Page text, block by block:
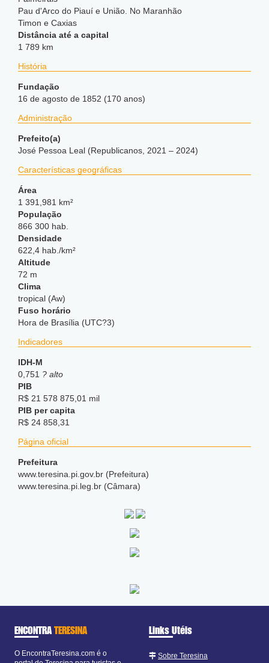
Pau d'Arco do Piauí e União. No Maranhão
Timon e Caxias
Distância até a capital
1 789 km
História
Fundação
16 de agosto de 1852 (170 anos)
Administração
Prefeito(a)
José Pessoa Leal (Republicanos, 2021 – 2024)
Características geográficas
Área
1 391,981 km²
População
866 300 hab.
Densidade
622,4 hab./km²
Altitude
72 m
Clima
tropical (Aw)
Fuso horário
Hora de Brasília (UTC?3)
Indicadores
IDH-M
0,751 ? alto
PIB
R$ 21 578 875,01 mil
PIB per capita
R$ 24 858,31
Página oficial
Prefeitura
www.teresina.pi.gov.br (Prefeitura)
www.teresina.pi.leg.br (Câmara)
ENCONTRATERESINA
O EncontraTeresina.com é o
Links Utéis
Sobre Teresina